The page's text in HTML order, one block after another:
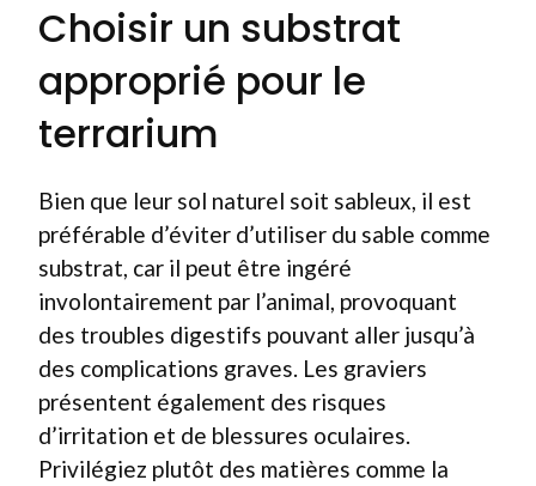
Choisir un substrat
approprié pour le
terrarium
Bien que leur sol naturel soit sableux, il est
préférable d’éviter d’utiliser du sable comme
substrat, car il peut être ingéré
involontairement par l’animal, provoquant
des troubles digestifs pouvant aller jusqu’à
des complications graves. Les graviers
présentent également des risques
d’irritation et de blessures oculaires.
Privilégiez plutôt des matières comme la